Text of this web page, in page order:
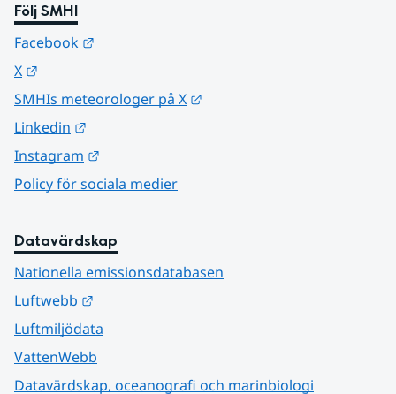
Följ SMHI
Facebook
X
SMHIs meteorologer på X
Linkedin
Instagram
Policy för sociala medier
Datavärdskap
Nationella emissionsdatabasen
Luftwebb
Luftmiljödata
VattenWebb
Datavärdskap, oceanografi och marinbiologi